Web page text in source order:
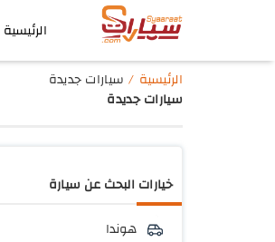
الرئيسية
الرئيسية
سيارات جديدة
سيارات جديدة
خيارات البحث عن سيارة
هوندا